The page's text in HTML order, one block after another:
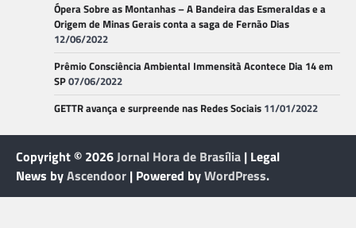
Ópera Sobre as Montanhas – A Bandeira das Esmeraldas e a
Origem de Minas Gerais conta a saga de Fernão Dias
12/06/2022
Prêmio Consciência Ambiental Immensità Acontece Dia 14 em
SP07/06/2022
GETTR avança e surpreende nas Redes Sociais 11/01/2022
Copyright © 2026Jornal Hora de Brasília | Legal
News byAscendoor | Powered byWordPress.